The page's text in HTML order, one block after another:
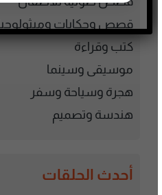
قصص وحكايات وميثولوجيا
كتب وقراءة
موسيقى وسينما
هجرة وسياحة وسفر
هندسة وتصميم
أحدث الحلقات